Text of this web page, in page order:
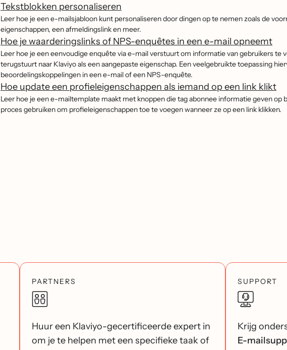
Tekstblokken personaliseren
Leer hoe je een e-mailsjabloon kunt personaliseren door dingen op te nemen zoals de
eigenschappen, een afmeldingslink en meer.
Hoe je waarderingslinks of NPS-enquêtes in een e-mail opneemt
Leer hoe je een eenvoudige enquête via e-mail verstuurt om informatie van gebruikers te
terugstuurt naar Klaviyo als een aangepaste eigenschap. Een veelgebruikte toepassing
beoordelingskoppelingen in een e-mail of een NPS-enquête.
Hoe update een profieleigenschappen als iemand op een link klikt
Leer hoe je een e-mailtemplate maakt met knoppen die tag abonnee informatie geven op
proces gebruiken om profieleigenschappen toe te voegen wanneer ze op een link klikken.
PARTNERS
Huur een Klaviyo-gecertificeerde expert in
om je te helpen met een specifieke taak of
SUPPORT
Krijg
E-